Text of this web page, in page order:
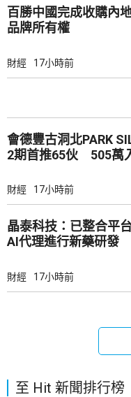
百勝中國完成收購內
品牌所有權
財經 17小時前
會德豐古洞北PARK
2期首推65伙 505萬
財經 17小時前
晶泰科技：已整合平
AI代理進行新藥研發
財經 17小時前
至 Hit 新聞排行榜